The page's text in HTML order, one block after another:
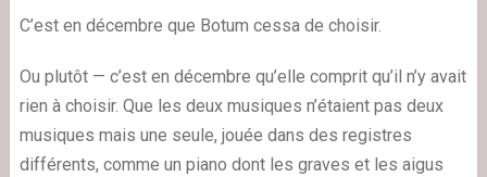
C’est en décembre que Botum cessa de choisir.
Ou plutôt — c’est en décembre qu’elle comprit qu’il n’y avait
rien à choisir. Que les deux musiques n’étaient pas deux
musiques mais une seule, jouée dans des registres
différents, comme un piano dont les graves et les aigus